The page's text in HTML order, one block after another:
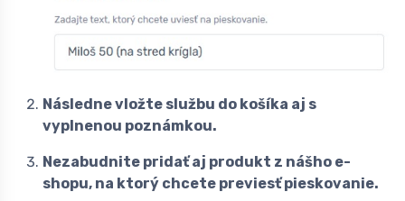
Následne vložte službu do košíka aj s
vyplnenou poznámkou.
Nezabudnite pridať aj produkt z nášho e-
shopu, na ktorý chcete previesť pieskovanie.